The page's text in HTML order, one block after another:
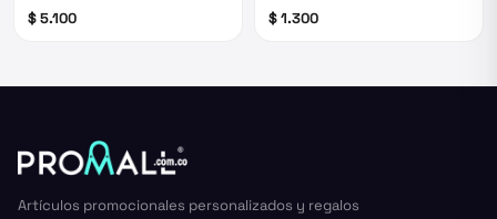
$ 5.100 $ 1.300
Artículos promocionales personalizados y regalos